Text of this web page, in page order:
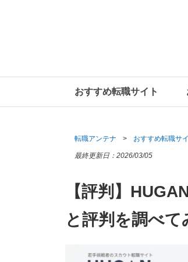
おすすめ転職サイト
転職アンテナ おすすめ転職サ
最終更新日： 2026/03/05
【評判】
と評判を調べて